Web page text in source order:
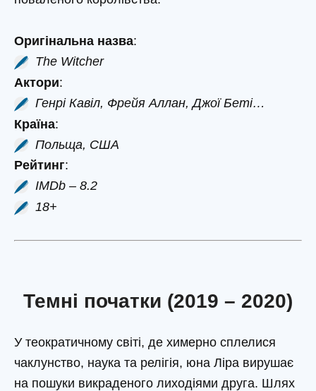
Оригінальна назва:
The Witcher
Актори:
Генрі Кавіл, Фрейя Аллан, Джої Беті…
Країна:
Польща, США
Рейтинг:
IMDb – 8.2
18+
Темні початки (2019 – 2020)
У теократичному світі, де химерно сплелися
чаклунство, наука та релігія, юна Ліра вирушає
на пошуки викраденого лиходіями друга. Шлях